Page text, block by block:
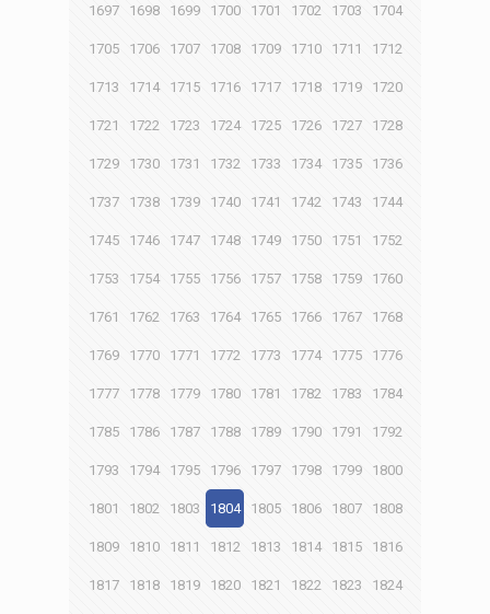
1697 1698 1699 1700 1701 1702 1703 1704
1705 1706 1707 1708 1709 1710 1711 1712
1713 1714 1715 1716 1717 1718 1719 1720
1721 1722 1723 1724 1725 1726 1727 1728
1729 1730 1731 1732 1733 1734 1735 1736
1737 1738 1739 1740 1741 1742 1743 1744
1745 1746 1747 1748 1749 1750 1751 1752
1753 1754 1755 1756 1757 1758 1759 1760
1761 1762 1763 1764 1765 1766 1767 1768
1769 1770 1771 1772 1773 1774 1775 1776
1777 1778 1779 1780 1781 1782 1783 1784
1785 1786 1787 1788 1789 1790 1791 1792
1793 1794 1795 1796 1797 1798 1799 1800
1801 1802 1803 1804 1805 1806 1807 1808
1809 1810 1811 1812 1813 1814 1815 1816
1817 1818 1819 1820 1821 1822 1823 1824